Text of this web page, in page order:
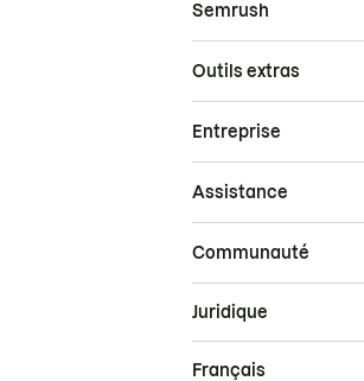
Semrush
Outils extras
Entreprise
Assistance
Communauté
Juridique
Français